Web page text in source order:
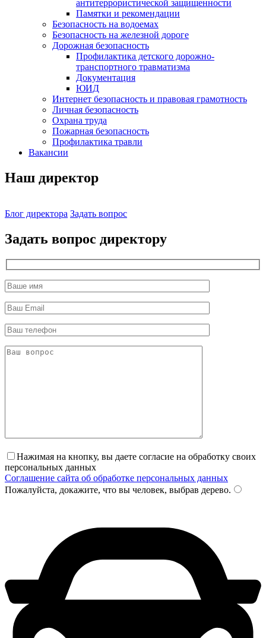
антитеррористической защищенности
Памятки и рекомендации
Безопасность на водоемах
Безопасность на железной дороге
Дорожная безопасность
Профилактика детского дорожно-
транспортного травматизма
Документация
ЮИД
Интернет безопасность и правовая грамотность
Личная безопасность
Охрана труда
Пожарная безопасность
Профилактика травли
Вакансии
Наш директор
Блог директора Задать вопрос
Задать вопрос директору
Нажимая на кнопку, вы даете согласие на обработку своих
персональных данных
Соглашение сайта об обработке персональных данных
Пожалуйста, докажите, что вы человек, выбрав дерево.